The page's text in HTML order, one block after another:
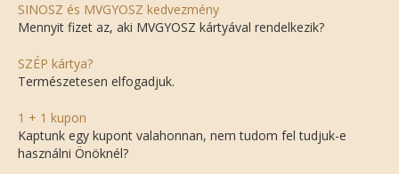
SINOSZ és MVGYOSZ kedvezmény
Mennyit fizet az, aki MVGYOSZ kártyával rendelkezik?
SZÉP kártya?
Természetesen elfogadjuk.
1 + 1 kupon
Kaptunk egy kupont valahonnan, nem tudom fel tudjuk-e
használni Önöknél?